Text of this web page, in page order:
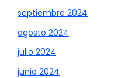
septiembre 2024
agosto 2024
julio 2024
junio 2024